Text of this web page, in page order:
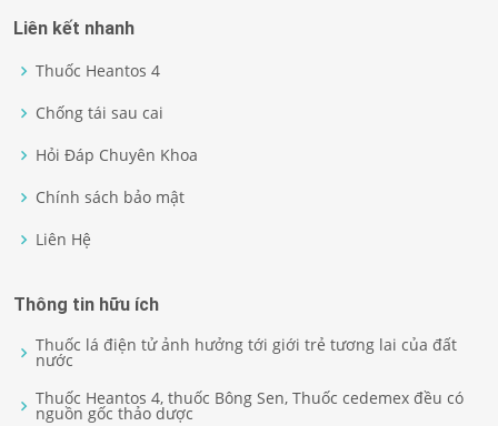
Liên kết nhanh
Thuốc Heantos 4
Chống tái sau cai
Hỏi Đáp Chuyên Khoa
Chính sách bảo mật
Liên Hệ
Thông tin hữu ích
Thuốc lá điện tử ảnh hưởng tới giới trẻ tương lai của đất
nước
Thuốc Heantos 4, thuốc Bông Sen, Thuốc cedemex đều có
nguồn gốc thảo dược